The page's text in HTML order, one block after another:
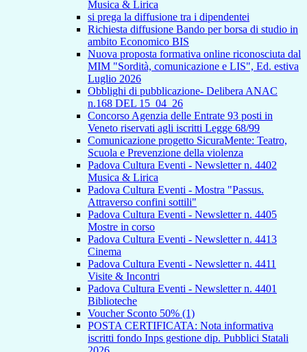
Musica & Lirica
si prega la diffusione tra i dipendentei
Richiesta diffusione Bando per borsa di studio in
ambito Economico BIS
Nuova proposta formativa online riconosciuta dal
MIM "Sordità, comunicazione e LIS", Ed. estiva
Luglio 2026
Obblighi di pubblicazione- Delibera ANAC
n.168 DEL 15_04_26
Concorso Agenzia delle Entrate 93 posti in
Veneto riservati agli iscritti Legge 68/99
Comunicazione progetto SicuraMente: Teatro,
Scuola e Prevenzione della violenza
Padova Cultura Eventi - Newsletter n. 4402
Musica & Lirica
Padova Cultura Eventi - Mostra "Passus.
Attraverso confini sottili"
Padova Cultura Eventi - Newsletter n. 4405
Mostre in corso
Padova Cultura Eventi - Newsletter n. 4413
Cinema
Padova Cultura Eventi - Newsletter n. 4411
Visite & Incontri
Padova Cultura Eventi - Newsletter n. 4401
Biblioteche
Voucher Sconto 50% (1)
POSTA CERTIFICATA: Nota informativa
iscritti fondo Inps gestione dip. Pubblici Statali